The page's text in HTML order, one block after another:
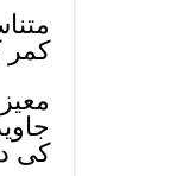
کمر
کی